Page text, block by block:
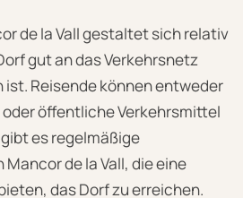
de la Vall gestaltet sich relativ
gut an das Verkehrsnetz
Reisende können entweder
öffentliche Verkehrsmittel
es regelmäßige
de la Vall, die eine
das Dorf zu erreichen.